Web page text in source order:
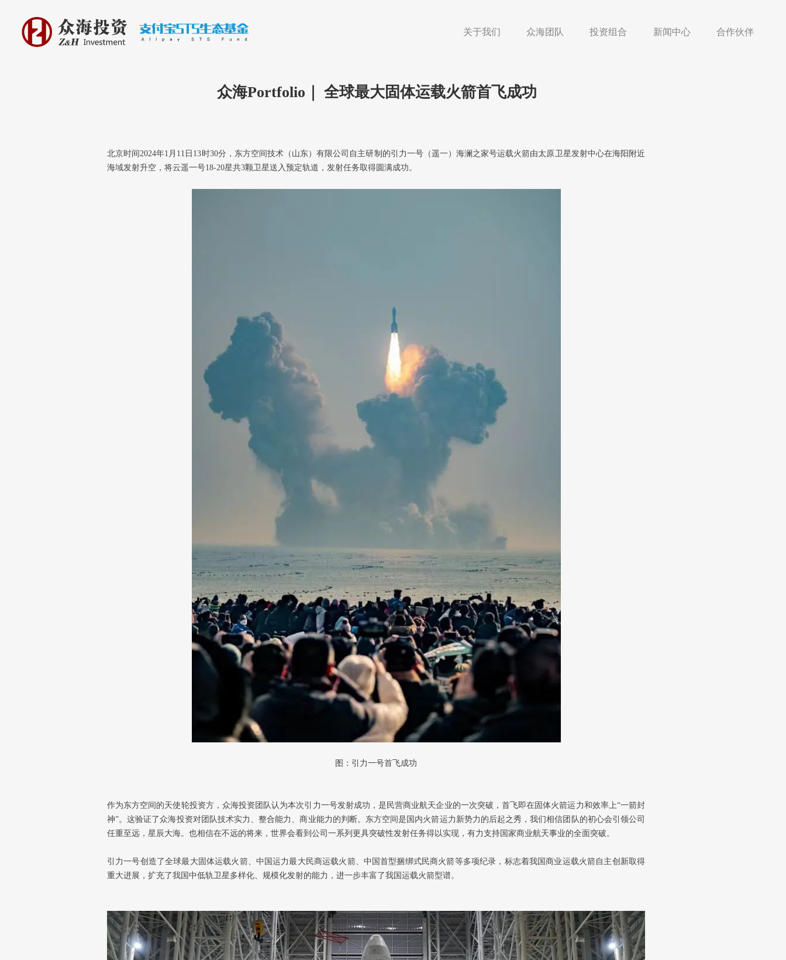
关于我们 众海团队 投资组合 新闻中心 合作伙伴
众海Portfolio｜ 全球最大固体运载火箭首飞成功
北京时间2024年1月11日13时30分，东方空间技术（山东）有限公司自主研制的引力一号（遥一）海澜之家号运载火箭由太原卫星发射中心在海阳附近
海域发射升空，将云遥一号18-20星共3颗卫星送入预定轨道，发射任务取得圆满成功。
图：引力一号首飞成功
作为东方空间的天使轮投资方，众海投资团队认为本次引力一号发射成功，是民营商业航天企业的一次突破，首飞即在固体火箭运力和效率上“一箭封
神”。这验证了众海投资对团队技术实力、整合能力、商业能力的判断。东方空间是国内火箭运力新势力的后起之秀，我们相信团队的初心会引领公司
任重至远，星辰大海。也相信在不远的将来，世界会看到公司一系列更具突破性发射任务得以实现，有力支持国家商业航天事业的全面突破。
引力一号创造了全球最大固体运载火箭、中国运力最大民商运载火箭、中国首型捆绑式民商火箭等多项纪录，标志着我国商业运载火箭自主创新取得
重大进展，扩充了我国中低轨卫星多样化、规模化发射的能力，进一步丰富了我国运载火箭型谱。